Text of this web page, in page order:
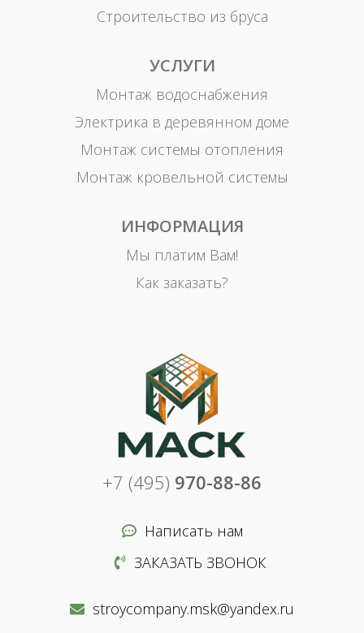
Строительство из бруса
УСЛУГИ
Монтаж водоснабжения
Электрика в деревянном доме
Монтаж системы отопления
Монтаж кровельной системы
ИНФОРМАЦИЯ
Мы платим Вам!
Как заказать?
+7 (495) 970-88-86
Написать нам
ЗАКАЗАТЬ ЗВОНОК
stroycompany.msk@yandex.ru